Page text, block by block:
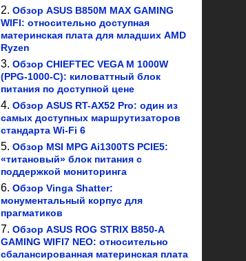
Обзор ASUS B850M MAX GAMING
WIFI: относительно доступная
материнская плата для младших AMD
Ryzen
Обзор CHIEFTEC VEGA M 1000W
(PPG-1000-C): киловаттный блок
питания по доступной цене
Обзор ASUS RT-AX52 Pro: один из
самых доступных маршрутизаторов
стандарта Wi-Fi 6
Обзор MSI MPG Ai1300TS PCIE5:
«титановый» блок питания с
поддержкой мониторинга
Обзор Vinga Shatter:
монументальный корпус для
прагматиков
Обзор ASUS ROG STRIX B850-A
GAMING WIFI7 NEO: относительно
сбалансированная материнская плата